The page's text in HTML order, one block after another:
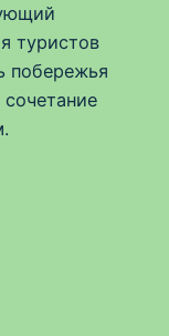
туристов
побережья